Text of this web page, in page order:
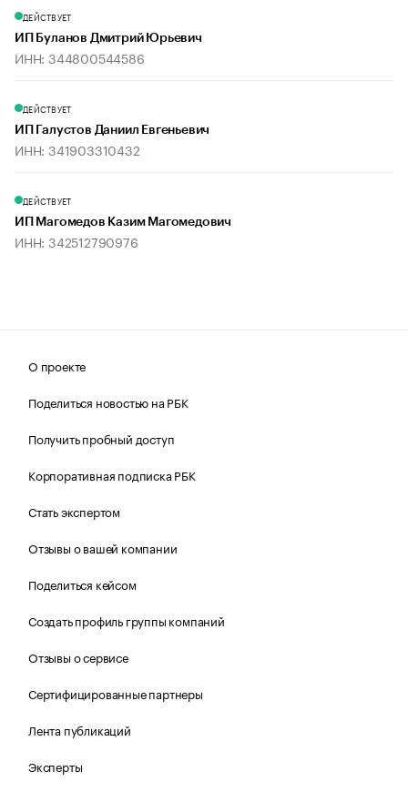
ДЕЙСТВУЕТ
ИП Буланов Дмитрий Юрьевич
ИНН: 344800544586
ДЕЙСТВУЕТ
ИП Галустов Даниил Евгеньевич
ИНН: 341903310432
ДЕЙСТВУЕТ
ИП Магомедов Казим Магомедович
ИНН: 342512790976
О проекте
Поделиться новостью на РБК
Получить пробный доступ
Корпоративная подписка РБК
Стать экспертом
Отзывы о вашей компании
Поделиться кейсом
Создать профиль группы компаний
Отзывы о сервисе
Сертифицированные партнеры
Лента публикаций
Эксперты